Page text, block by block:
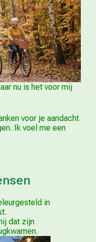
nu is het voor mij
voor je aandacht
Ik voel me een
in
dat zijn